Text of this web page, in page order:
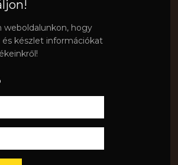
weboldalunkon, hogy
és készlet információkat